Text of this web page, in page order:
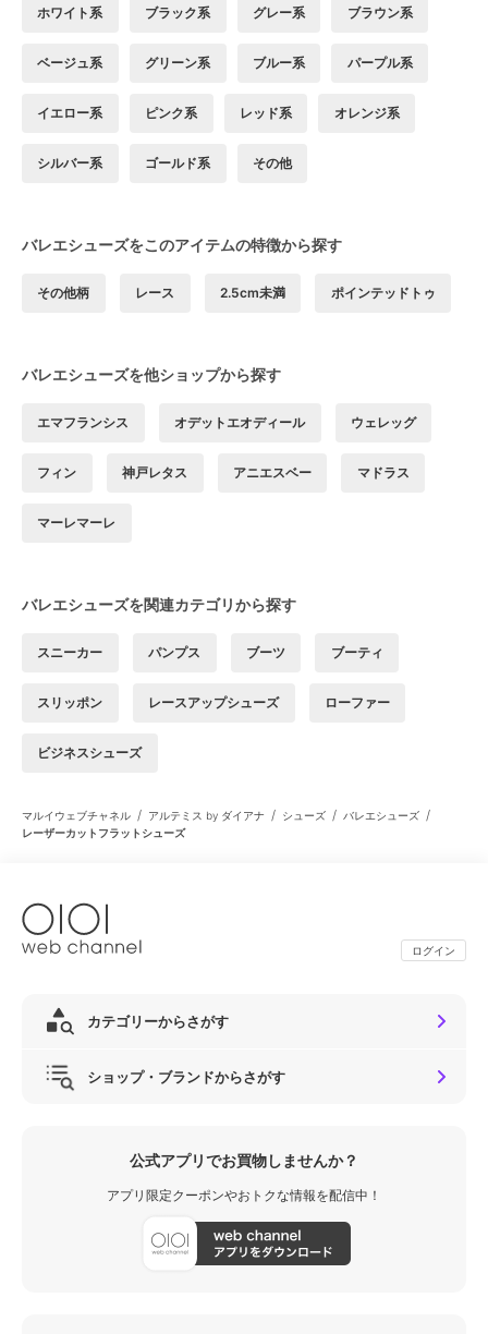
ホワイト系 ブラック系 グレー系 ブラウン系
ベージュ系 グリーン系 ブルー系 パープル系
イエロー系 ピンク系 レッド系 オレンジ系
シルバー系 ゴールド系 その他
バレエシューズをこのアイテムの特徴から探す
その他柄 レース 2.5cm未満 ポインテッドトゥ
バレエシューズを他ショップから探す
エマフランシス オデットエオディール ウェレッグ
フィン 神戸レタス アニエスベー マドラス
マーレマーレ
バレエシューズを関連カテゴリから探す
スニーカー パンプス ブーツ ブーティ
スリッポン レースアップシューズ ローファー
ビジネスシューズ
マルイウェブチャネル / アルテミス by ダイアナ / シューズ / バレエシューズ /
レーザーカットフラットシューズ
ログイン
カテゴリーからさがす
ショップ・ブランドからさがす
公式アプリでお買物しませんか？
アプリ限定クーポンやおトクな情報を配信中！